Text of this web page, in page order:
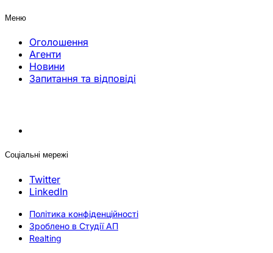
Меню
Оголошення
Агенти
Новини
Запитання та відповіді
Соціальні мережі
Twitter
LinkedIn
Політика конфіденційності
Зроблено в Студії АП
Realting